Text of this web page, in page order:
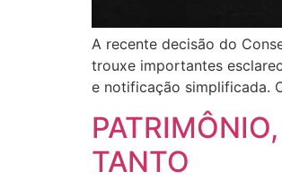
A recente decisão do
trouxe importantes
e notificação simplificada.
TANTO